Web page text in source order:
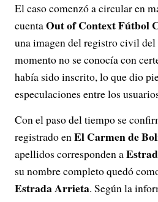
El caso comenzó a circular en
cuentaOut of Context Fútbol
una imagen del registro civil del
momento no se conocía con
había sido inscrito, lo que dio
especulaciones entre los
Con el paso del tiempo se
registrado enEl Carmen de
apellidos corresponden a
su nombre completo quedó
Estrada Arrieta. Según la